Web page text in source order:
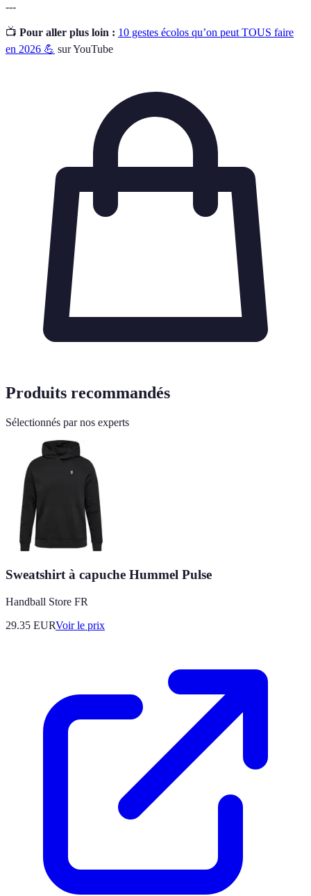
---
📺 Pour aller plus loin : 10 gestes écolos qu’on peut TOUS faire
en 2026 💪 sur YouTube
Produits recommandés
Sélectionnés par nos experts
Sweatshirt à capuche Hummel Pulse
Handball Store FR
29.35 EURVoir le prix